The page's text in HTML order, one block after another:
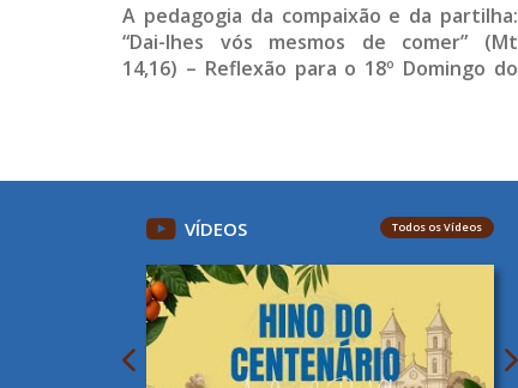
A pedagogia da compaixão e da partilha:
“Dai-lhes vós mesmos de comer” (Mt
14,16) – Reflexão para o 18º Domingo do
VÍDEOS Todos os Vídeos